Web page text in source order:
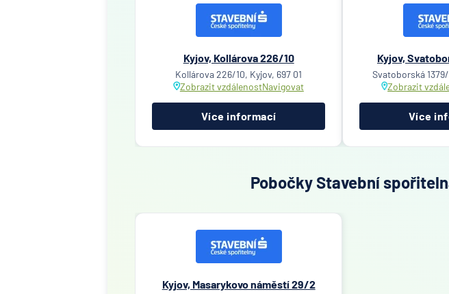
Kyjov, Kollárova 226/10
Kollárova 226/10, Kyjov, 697 01
Zobrazit vzdálenostNavigovat
Více informací
Kyjov,
Svatoborská
Zobrazit
Více
Pobočky Stavební
Kyjov, Masarykovo náměstí 29/2